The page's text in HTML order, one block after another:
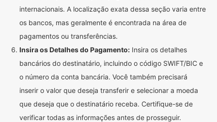
internacionais. A localização exata dessa seção varia entre
os bancos, mas geralmente é encontrada na área de
pagamentos ou transferências.
Insira os Detalhes do Pagamento: Insira os detalhes
bancários do destinatário, incluindo o código SWIFT/BIC e
o número da conta bancária. Você também precisará
inserir o valor que deseja transferir e selecionar a moeda
que deseja que o destinatário receba. Certifique-se de
verificar todas as informações antes de prosseguir.